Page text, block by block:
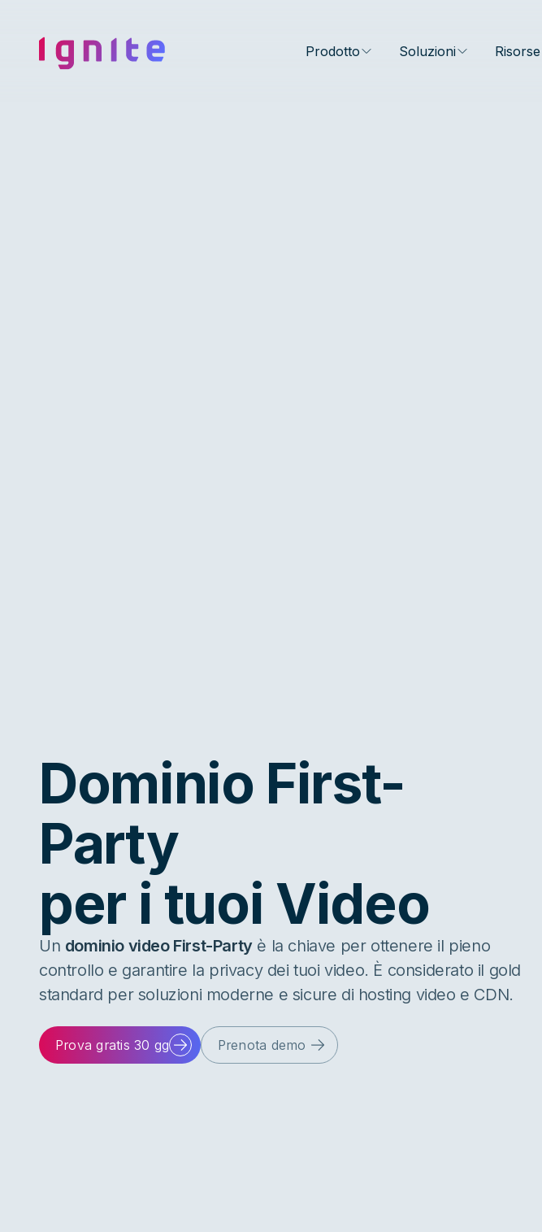
Ignite • Video Experience Cloud Prodotto Soluzioni Risorse
Dominio First-
Party
per i tuoi Video
Un dominio video First-Partyè la chiave per ottenere il pieno
controllo e garantire la privacy dei tuoi video. È considerato il gold
standard per soluzioni moderne e sicure di hosting video e CDN.
Prova gratis 30 gg Prenota demo